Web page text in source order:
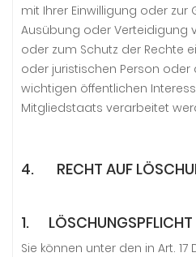
mit Ihrer Einwilligung oder zur
Ausübung oder Verteidigung
oder zum Schutz der Rechte
oder juristischen Person oder
wichtigen öffentlichen
Mitgliedstaats verarbeitet
4. RECHT AUF
1. LÖSCHUNGSPFLICHT
Sie können unter den in Art. 17